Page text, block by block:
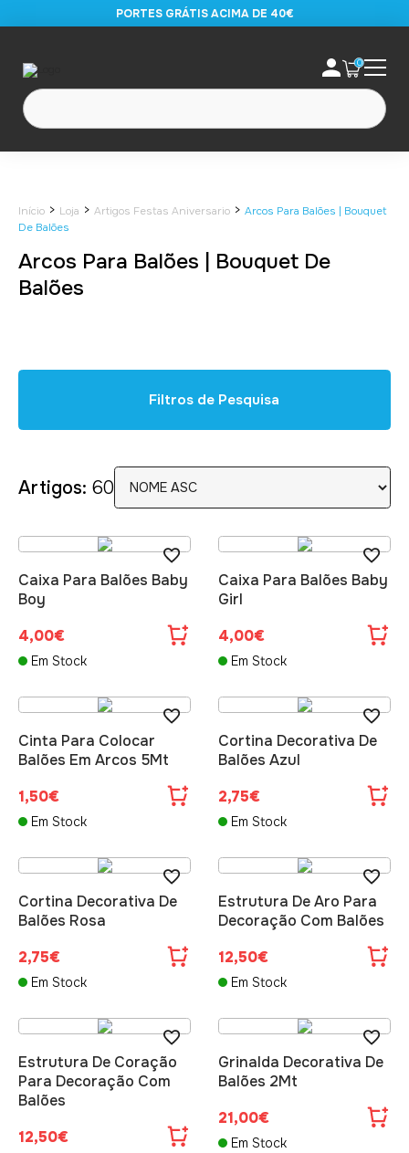
PORTES GRÁTIS ACIMA DE 40€
0
Início > Loja > Artigos Festas Aniversario > Arcos Para Balões | Bouquet
De Balões
Arcos Para Balões | Bouquet De
Balões
Filtros de Pesquisa
Artigos: 60
Caixa Para Balões Baby
Boy
4,00€
Em Stock
Caixa Para Balões Baby
Girl
4,00€
Em Stock
Cinta Para Colocar
Balões Em Arcos 5Mt
1,50€
Em Stock
Cortina Decorativa De
Balões Azul
2,75€
Em Stock
Cortina Decorativa De
Balões Rosa
2,75€
Em Stock
Estrutura De Aro Para
Decoração Com Balões
12,50€
Em Stock
Estrutura De Coração
Para Decoração Com
Balões
12,50€
Grinalda Decorativa De
Balões 2Mt
21,00€
Em Stock